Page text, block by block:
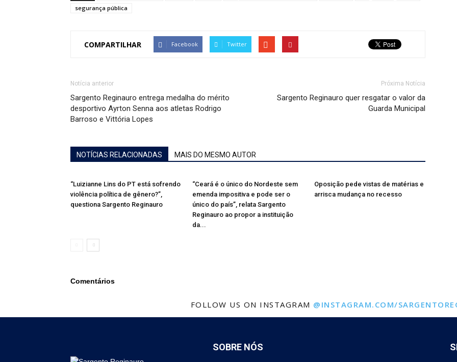
segurança pública
COMPARTILHAR Facebook Twitter
Notícia anterior
Sargento Reginauro entrega medalha do mérito
desportivo Ayrton Senna aos atletas Rodrigo
Barroso e Vittória Lopes
Próxima Notícia
Sargento Reginauro quer resgatar o valor da
Guarda Municipal
NOTÍCIAS RELACIONADAS MAIS DO MESMO AUTOR
“Luizianne Lins do PT está sofrendo
violência política de gênero?”,
questiona Sargento Reginauro
“Ceará é o único do Nordeste sem
emenda impositiva e pode ser o
único do país”, relata Sargento
Reginauro ao propor a instituição
da...
Oposição pede vistas de matérias e
arrisca mudança no recesso
Comentários
FOLLOW US ON INSTAGRAM @INSTAGRAM.COM/
SOBRE NÓS